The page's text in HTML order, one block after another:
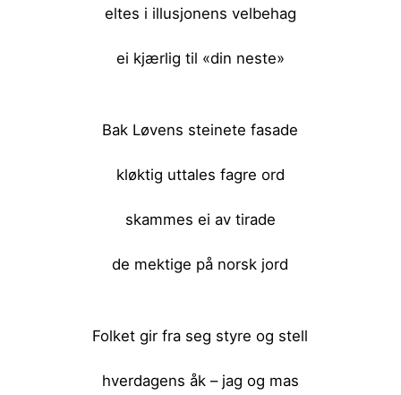
eltes i illusjonens velbehag
ei kjærlig til «din neste»
Bak Løvens steinete fasade
kløktig uttales fagre ord
skammes ei av tirade
de mektige på norsk jord
Folket gir fra seg styre og stell
hverdagens åk – jag og mas